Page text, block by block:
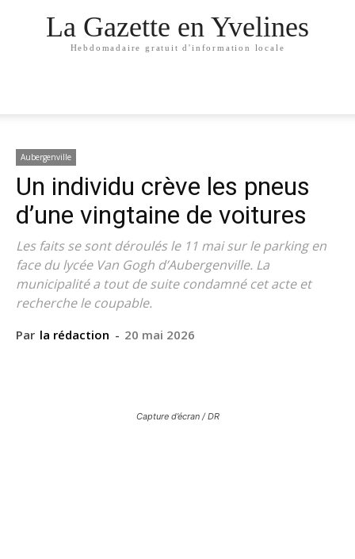
La Gazette en Yvelines
Hebdomadaire gratuit d'information locale
Aubergenville
Un individu crève les pneus
d’une vingtaine de voitures
Les faits se sont déroulés le 11 mai sur le parking en
face du lycée Van Gogh d’Aubergenville. La
municipalité a tout de suite condamné cet acte et
recherche le coupable.
Par la rédaction - 20 mai 2026
Capture d’écran / DR